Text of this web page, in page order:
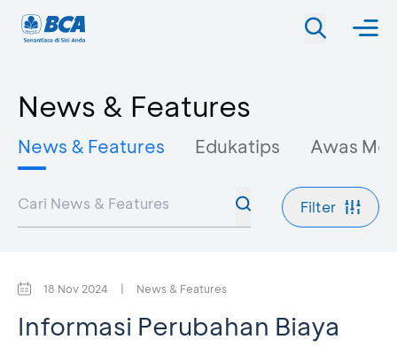
News & Features
News & Features Edukatips Awas
Filter
18 Nov 2024 | News & Features
Informasi Perubahan Biaya